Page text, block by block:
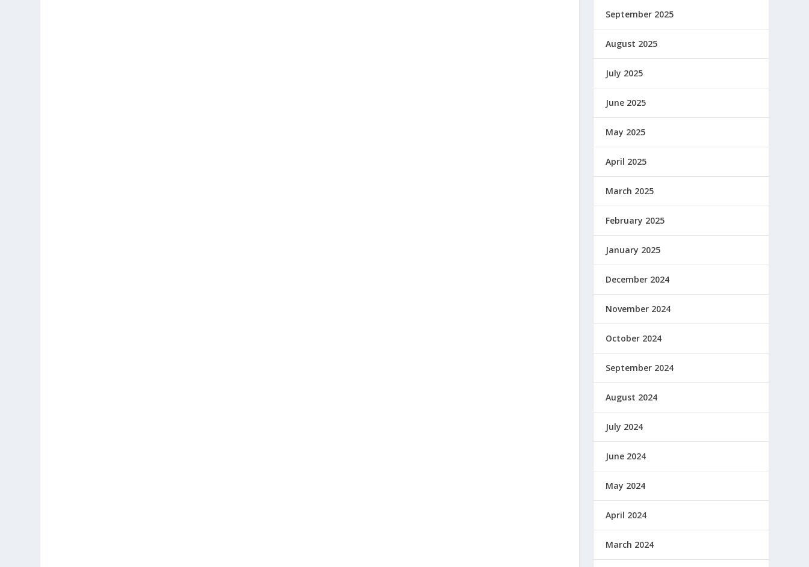
September 2025
August 2025
July 2025
June 2025
May 2025
April 2025
March 2025
February 2025
January 2025
December 2024
November 2024
October 2024
September 2024
August 2024
July 2024
June 2024
May 2024
April 2024
March 2024